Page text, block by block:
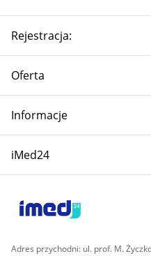
Adres przychodni: ul. prof. M.
Rejestracja:
Oferta
Informacje
iMed24